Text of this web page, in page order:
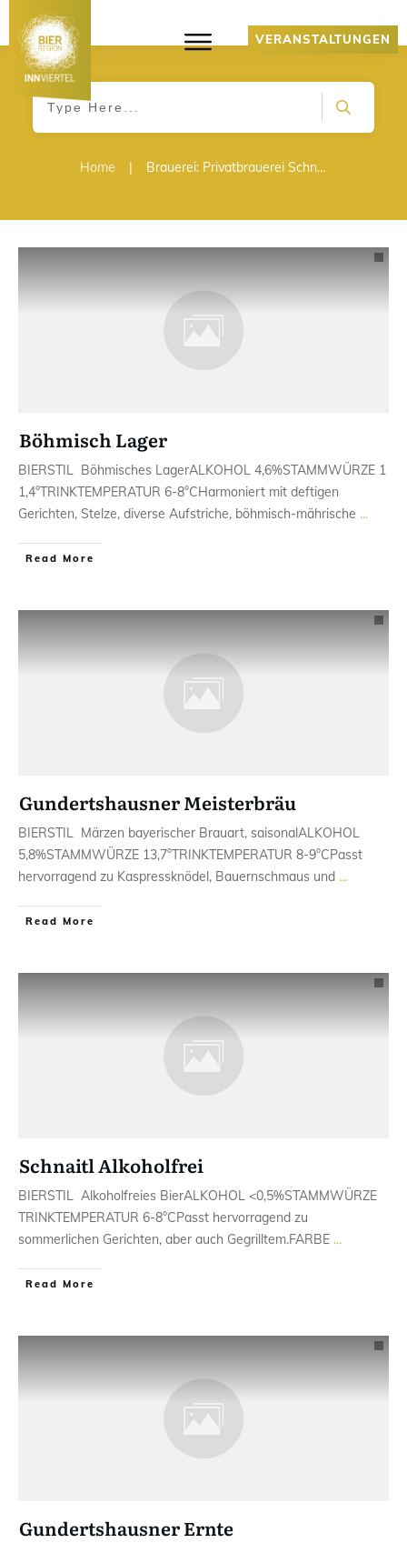
VERANSTALTUNGEN
Home | Brauerei: Privatbrauerei Schnaitl
Böhmisch Lager
BIERSTIL ​ Böhmisches LagerALKOHOL ​4,6%STAMMWÜRZE 1​
1,4°TRINKTEMPERATUR ​6-8°C​Harmoniert mit deftigen
Gerichten, Stelze, diverse Aufstriche, böhmisch-mährische ...
Read More
Gundertshausner Meisterbräu
BIERSTIL ​ Märzen bayerischer Brauart, saisonalALKOHOL ​
5,8%STAMMWÜRZE 1​3,7°TRINKTEMPERATUR ​8-9°CPasst
hervorragend zu ​Kaspressknödel, Bauernschmaus und ...
Read More
Schnaitl Alkoholfrei
BIERSTIL ​ Alkoholfreies BierALKOHOL <0,5%STAMMWÜRZE ​
TRINKTEMPERATUR 6-8°CPasst hervorragend zu ​
sommerlichen Gerichten, aber auch Gegrilltem.FARBE ...
Read More
Gundertshausner Ernte